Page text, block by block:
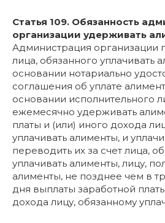
Статья 109. Обязанность
организации удерживать
Администрация организации
лица, обязанного уплачивать
основании нотариально
соглашения об уплате
основании исполнительного
ежемесячно удерживать
платы и (или) иного дохода
уплачивать алименты, и
переводить их за счет лица,
уплачивать алименты, лицу,
алименты, не позднее чем в
дня выплаты заработной
дохода лицу, обязанному